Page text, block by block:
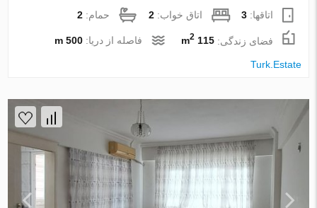
اتاقها:3 اتاق خواب:2 حمام:2
فضای زندگی:115 m
2 فاصله از دریا:500 m
Turk.Estate